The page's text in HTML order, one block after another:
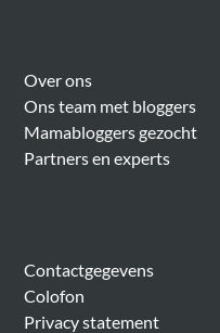
Over ons
Ons team met bloggers
Mamabloggers gezocht
Partners en experts
Contactgegevens
Colofon
Privacy statement